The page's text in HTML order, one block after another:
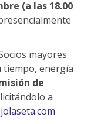
(a las 18.00
mayores
tiempo, energía
de
a